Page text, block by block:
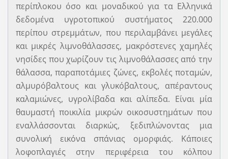
περίπλοκου όσο και μοναδικού για τα Ελληνικά
δεδομένα υγροτοπικού συστήματος 220.000
περίπου στρεμμάτων, που περιλαμβάνει μεγάλες
και μικρές λιμνοθάλασσες, μακρόστενες χαμηλές
νησίδες που χωρίζουν τις λιμνοθάλασσες από την
θάλασσα, παραποτάμιες ζώνες, εκβολές ποταμών,
αλμυρόβαλτους και γλυκόβαλτους, απέραντους
καλαμιώνες, υγρολίβαδα και αλίπεδα. Είναι μία
θαυμαστή ποικιλία μικρών οικοσυστημάτων που
εναλλάσσονται διαρκώς, ξεδιπλώνοντας μια
συνολική εικόνα σπάνιας ομορφιάς. Κάποιες
λοφοπλαγιές στην περιφέρεια του κόλπου